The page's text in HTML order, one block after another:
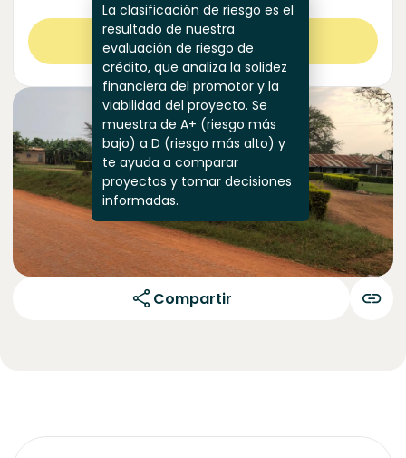
La clasificación de riesgo es el
resultado de nuestra
evaluación de riesgo de
crédito, que analiza la solidez
financiera del promotor y la
viabilidad del proyecto. Se
muestra de A+ (riesgo más
bajo) a D (riesgo más alto) y
te ayuda a comparar
proyectos y tomar decisiones
informadas.
Ver más
Compartir